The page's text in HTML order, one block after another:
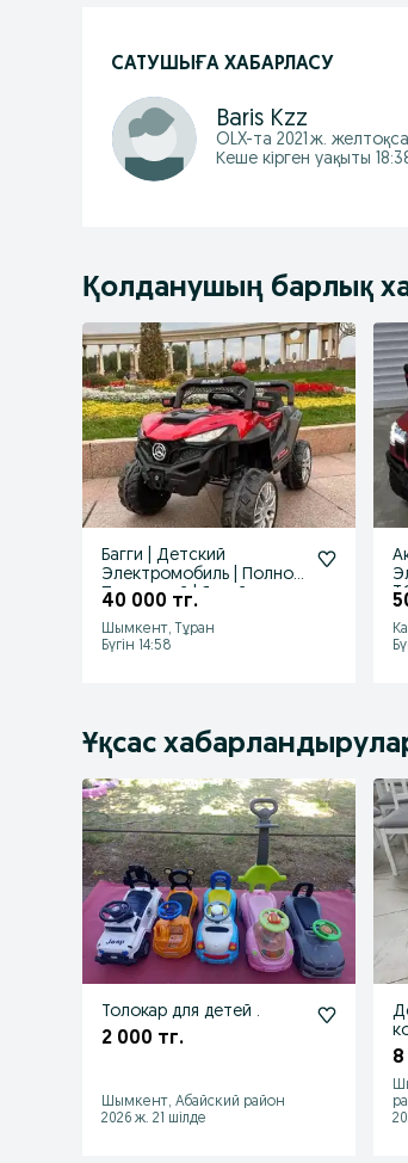
САТУШЫҒА ХАБАРЛАСУ
Baris Kzz
OLX-та 2021 ж.
Кеше кірген уақыты
Қолданушың барлық
Багги | Детский
Электромобиль | Полно
Приводный | Яркий и
40 000 тг.
Шымкент, Тұран
Бүгін 14:58
Ұқсас
Толокар для детей .
2 000 тг.
Шымкент, Абайский район
2026 ж. 21 шілде
8